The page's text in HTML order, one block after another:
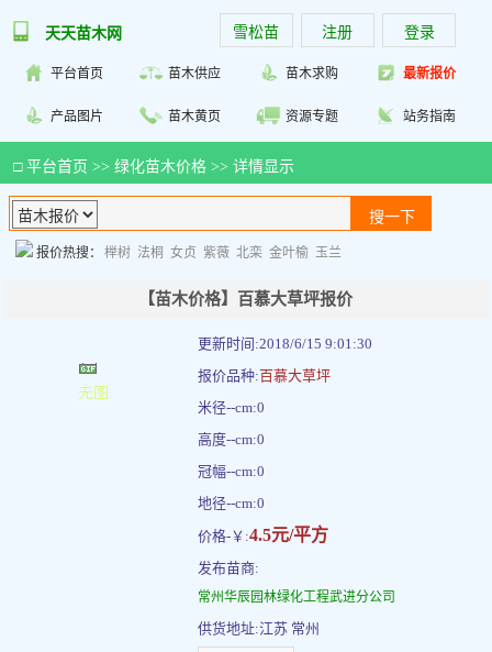
天天苗木网 雪松苗 注册 登录
平台首页 苗木供应 苗木求购 最新报价
产品图片 苗木黄页 资源专题 站务指南
□ 平台首页 >> 绿化苗木价格 >> 详情显示
报价热搜： 榉树 法桐 女贞 紫薇 北栾 金叶榆 玉兰
【苗木价格】百慕大草坪报价
更新时间:2018/6/15 9:01:30
报价品种:百慕大草坪
米径--cm:0
高度--cm:0
冠幅--cm:0
地径--cm:0
价格-￥:4.5元/平方
发布苗商:
常州华辰园林绿化工程武进分公司
供货地址:江苏 常州